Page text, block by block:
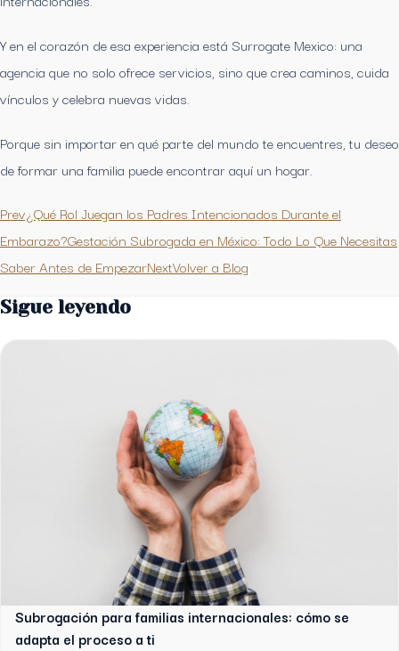
Y en el corazón de esa experiencia está Surrogate Mexico: una
agencia que no solo ofrece servicios, sino que crea caminos, cuida
vínculos y celebra nuevas vidas.
Porque sin importar en qué parte del mundo te encuentres, tu deseo
de formar una familia puede encontrar aquí un hogar.
Prev¿Qué Rol Juegan los Padres Intencionados Durante el
Embarazo?Gestación Subrogada en México: Todo Lo Que Necesitas
Saber Antes de EmpezarNextVolver a Blog
Sigue leyendo
Subrogación para familias internacionales: cómo se
adapta el proceso a ti